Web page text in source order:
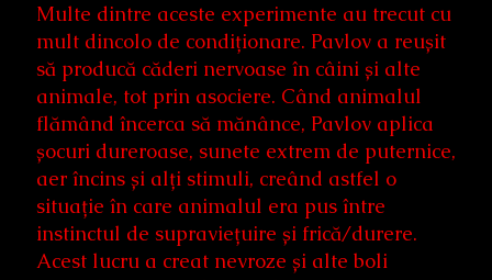
Multe dintre aceste experimente au trecut cu
mult dincolo de condiționare. Pavlov a reușit
să producă căderi nervoase în câini și alte
animale, tot prin asociere. Când animalul
flămând încerca să mănânce, Pavlov aplica
șocuri dureroase, sunete extrem de puternice,
aer încins și alți stimuli, creând astfel o
situație în care animalul era pus între
instinctul de supraviețuire și frică/durere.
Acest lucru a creat nevroze și alte boli